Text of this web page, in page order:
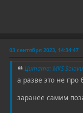
03 сентября 2023, 14:34:47
Цитата: MKS
а разве это не про
заранее самим